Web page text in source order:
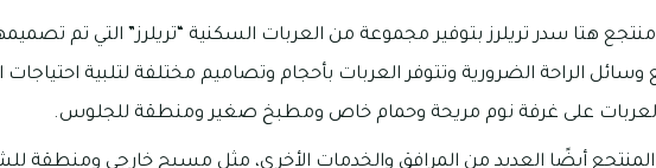
منتجع هتا سدر تريلرز بتوفير مجموعة من العربات السكنية “تريلرز” التي تم
وسائل الراحة الضرورية وتتوفر العربات بأحجام وتصاميم مختلفة لتلبية احتياجات
على غرفة نوم مريحة وحمام خاص ومطبخ صغير ومنطقة للجلوس.
أيضًا العديد من المرافق والخدمات الأخرى، مثل مسبح خارجي ومنطقة